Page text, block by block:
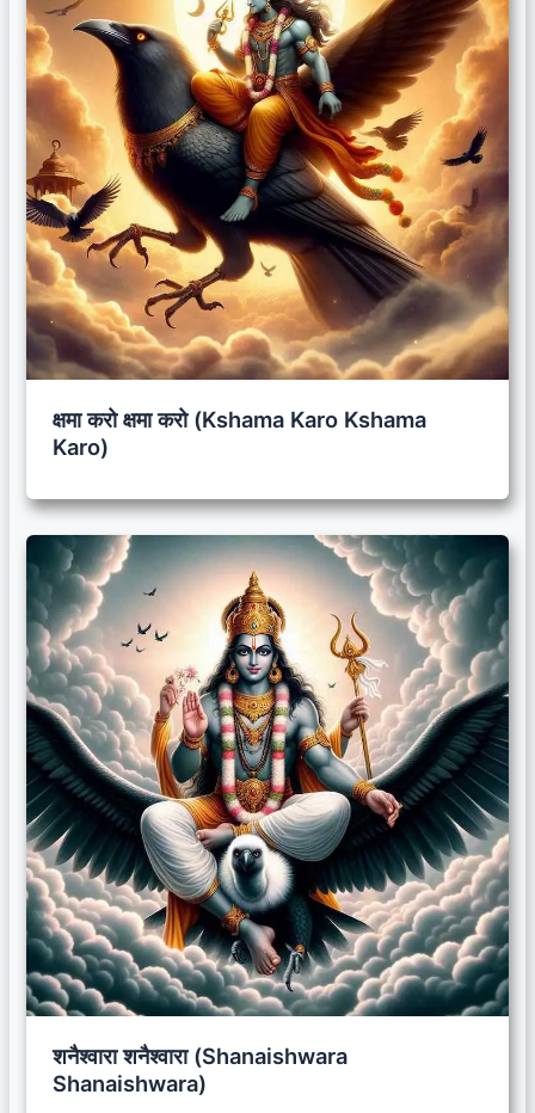
क्षमा करो क्षमा करो (Kshama Karo Kshama
Karo)
शनैश्वारा शनैश्वारा (Shanaishwara
Shanaishwara)